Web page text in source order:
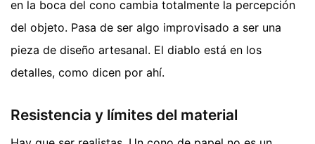
en la boca del cono cambia totalmente la percepción
del objeto. Pasa de ser algo improvisado a ser una
pieza de diseño artesanal. El diablo está en los
detalles, como dicen por ahí.
Resistencia y límites del material